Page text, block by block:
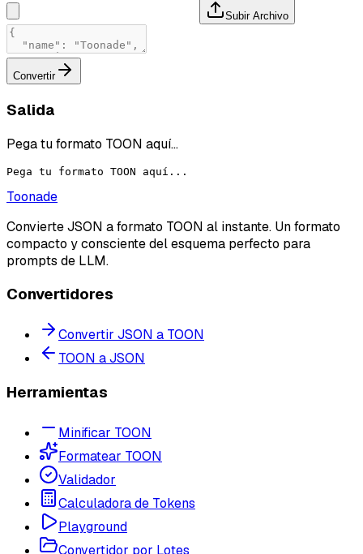
Subir Archivo
Convertir
Salida
Pega tu formato TOON aquí...
Pega tu formato TOON aquí...
Toonade
Convierte JSON a formato TOON al instante. Un formato
compacto y consciente del esquema perfecto para
prompts de LLM.
Convertidores
Convertir JSON a TOON
TOON a JSON
Herramientas
Minificar TOON
Formatear TOON
Validador
Calculadora de Tokens
Playground
Convertidor por Lotes